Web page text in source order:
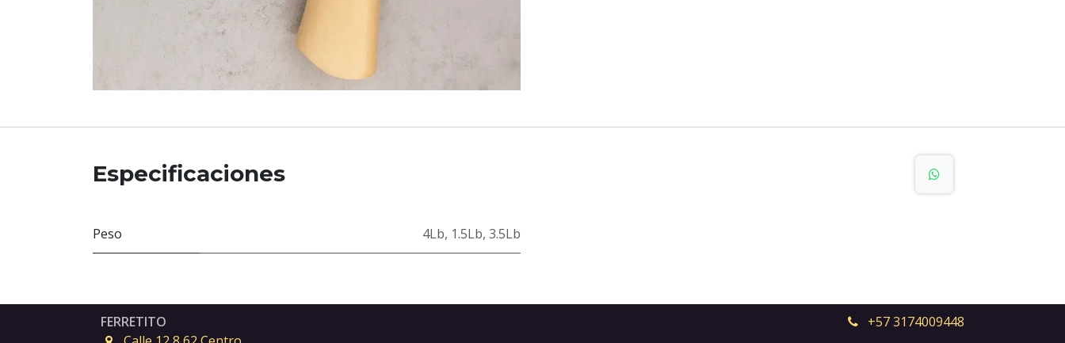
Especificaciones
Peso 4Lb, 1.5Lb, 3.5Lb
FERRETITO
+57 3174009448